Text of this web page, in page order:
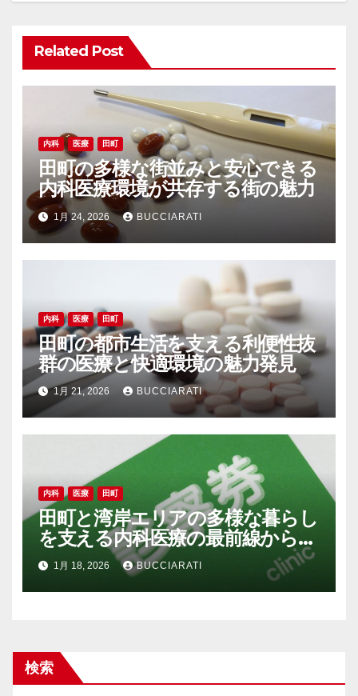
ン
Related Post
内科 医療 田町
田町の多様な街並みと安心できる
内科医療環境が共存する街の魅力
1月 24, 2026 BUCCIARATI
内科 医療 田町
田町の都市生活を支える利便性抜
群の医療と快適環境の魅力発見
1月 21, 2026 BUCCIARATI
内科 医療 田町
田町と湾岸エリアの多様な暮らし
を支える内科医療の最前線から見
える地域発展
1月 18, 2026 BUCCIARATI
検索